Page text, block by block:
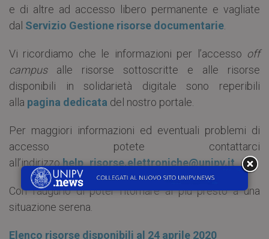
e di altre ad accesso libero permanente e vagliate
dal Servizio Gestione risorse documentarie
Vi ricordiamo che le informazioni per l’accesso off
campusalle risorse sottoscritte e alle risorse
disponibili in solidarietà digitale sono reperibili
alla pagina dedicata del nostro portale.
Per maggiori informazioni ed eventuali problemi di
accesso potete contattarci
all’indirizzohelp_risorse.elettroniche@unipv.it.
Con l’augurio di poter ritornare al più presto a una
situazione serena.
Elenco risorse disponibili al 24 aprile 2020